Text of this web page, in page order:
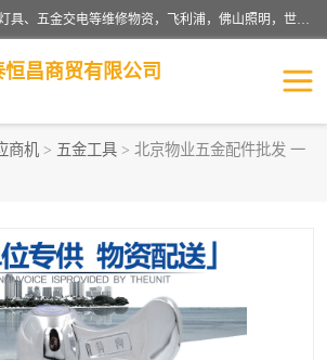
专业配送水暖器材、光源灯具、五金交电等维修物资，飞利浦，佛山照明，世达，博世，九牧，特陶等各产品涉及国内外知名品牌。公司专注与物业、学校、酒店、工厂等单位合作，提供一站式配送服务，降低客户综合成本。依托电子商务改变传统模式，以专业的团队为客户提供24H物资配送到达，货到月结、统一开票，便捷退换等服务，提高了企业的运营效率。
昌商贸有限公司
商机 > 五金工具 > 北京物业五金配件批发 一
涂料辅材